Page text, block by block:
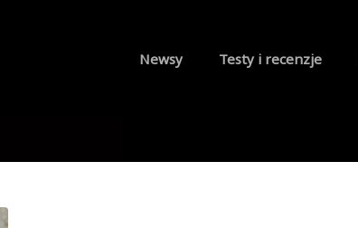
Newsy Testy i recenzje